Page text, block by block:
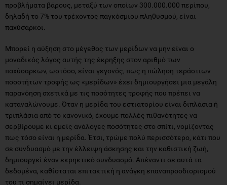
προβλήµατα βάρους, µεταξύ των οποίων 300.000.000 περίπου,
δηλαδή το 7% του τρέχοντος παγκόσµιου πληθυσµού, είναι
παχύσαρκοι.
Μπορεί η αύξηση στο µέγεθος των µερίδων να µην είναι ο
µοναδικός λόγος αυτής της έκρηξης στον αριθµό των
παχύσαρκων, ωστόσο, είναι γεγονός, πως η πώληση τεράστιων
ποσοτήτων τροφής ως «µερίδων» έχει δηµιουργήσει µια µεγάλη
παρανόηση σχετικά µε τις ποσότητες τροφής που πρέπει να
καταναλώνουµε. Όταν η µερίδα του εστιατορίου είναι διπλάσια ή
τριπλάσια από το κανονικό, έχουµε πολλές πιθανότητες να
σερβίρουµε κι εµείς ανάλογες ποσότητες στο σπίτι, νοµίζοντας
πως τόσο είναι η µερίδα. Έτσι, τρώµε πολύ περισσότερο, κάτι που
σε συνδυασµό µε την έλλειψη άσκησης και την καθιστική ζωή,
δηµιουργεί έναν εκρηκτικό συνδυασµό. Απέναντι σε αυτά τα
δεδοµένα, καθίσταται επιτακτική η ανάγκη επαναπροσδιορισµού
του τι σηµαίνει µερίδα.